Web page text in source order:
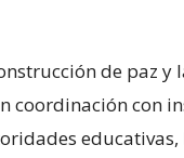
de paz y
coordinación con